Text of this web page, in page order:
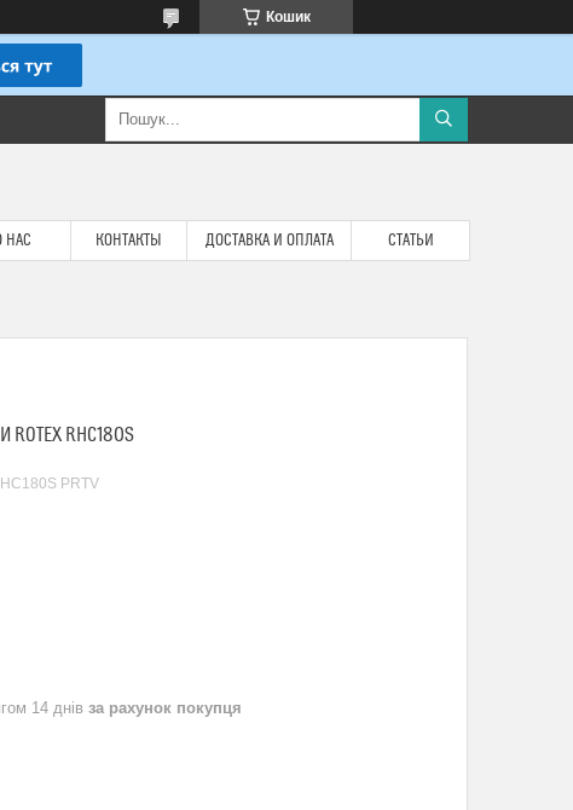
Кошик
НАС КОНТАКТЫ ДОСТАВКА И ОПЛАТА СТАТЬИ
RHC180S
PRTV
14 днів за рахунок покупця